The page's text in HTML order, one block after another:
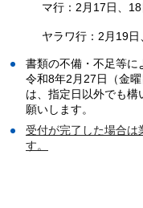
マ行：2月17日、18
ヤラワ行：2月19日
書類の不備・不足等に
令和8年2月27日（金
は、指定日以外でも構
願いします。
受付が完了した場合は
す。